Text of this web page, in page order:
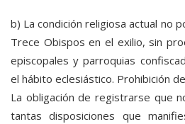
b) La condición religiosa actual no
Trece Obispos en el exilio, sin
episcopales y parroquias
el hábito eclesiástico. Prohibición
La obligación de registrarse que
tantas disposiciones que